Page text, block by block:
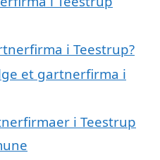
i Teestrup?
et gartnerfirma i
i Teestrup